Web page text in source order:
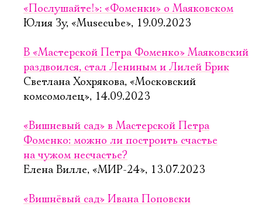
«Послушайте!»: «Фоменки» о Маяковском
Юлия Зу, «Musecube», 19.09.2023
В «Мастерской Петра Фоменко» Маяковский
раздвоился, стал Лениным и Лилей Брик
Светлана Хохрякова, «Московский
комсомолец», 14.09.2023
«Вишневый сад» в Мастерской Петра
Фоменко: можно ли построить счастье
на чужом несчастье?
Елена Вилле, «МИР-24», 13.07.2023
«Вишнёвый сад» Ивана Поповски